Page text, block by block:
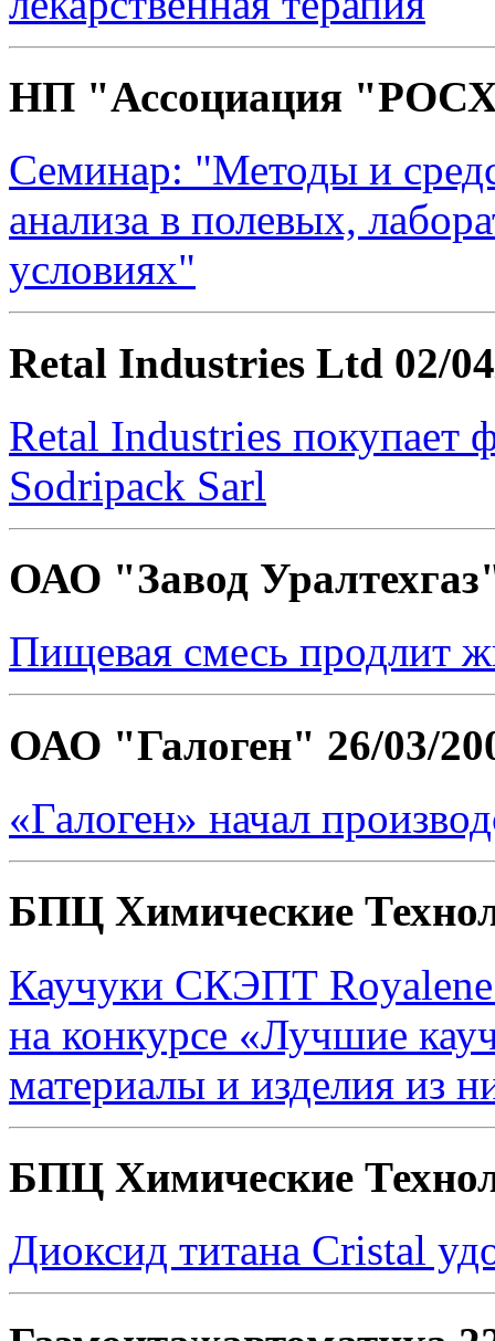
НП "Ассоциация
Семинар: "Методы и
анализа в полевых,
условиях"
Retal Industries Ltd 02/
Retal Industries покупает
Sodripack Sarl
ОАО "Завод
Пищевая смесь продлит
ОАО "Галоген" 26/03/
«Галоген» начал
БПЦ Химические
Каучуки СКЭПТ Royalene
на конкурсе «Лучшие
материалы и изделия из
БПЦ Химические
Диоксид титана Cristal